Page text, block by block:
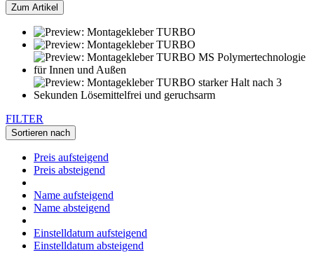
Zum Artikel
FILTER
Sortieren nach
Preis aufsteigend
Preis absteigend
Name aufsteigend
Name absteigend
Einstelldatum aufsteigend
Einstelldatum absteigend